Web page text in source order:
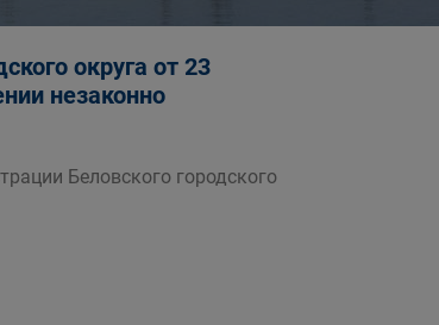
округа от 23
незаконно
Беловского городского